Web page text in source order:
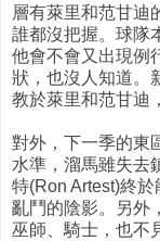
層有萊里和范甘迪
誰都沒把握。球隊
他會不會又出現例
狀，也沒人知道。
教於萊里和范甘迪
對外，下一季的東
水準，溜馬雖失去
特(Ron Artest)終
亂鬥的陰影。另外
巫師、騎士，也不